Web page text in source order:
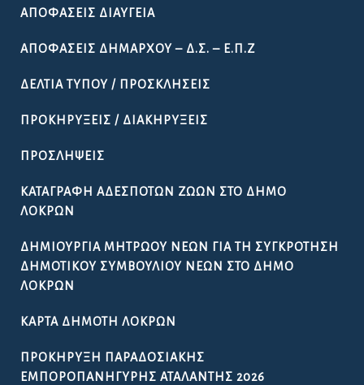
ΑΠΟΦΆΣΕΙΣ ΔΙΑΎΓΕΙΑ
ΑΠΟΦΆΣΕΙΣ ΔΗΜΆΡΧΟΥ – Δ.Σ. – Ε.Π.Ζ
ΔΕΛΤΊΑ ΤΎΠΟΥ / ΠΡΟΣΚΛΉΣΕΙΣ
ΠΡΟΚΗΡΎΞΕΙΣ / ΔΙΑΚΗΡΎΞΕΙΣ
ΠΡΟΣΛΉΨΕΙΣ
ΚΑΤΑΓΡΑΦΉ ΑΔΈΣΠΟΤΩΝ ΖΏΩΝ ΣΤΟ ΔΉΜΟ
ΛΟΚΡΏΝ
ΔΗΜΙΟΥΡΓΊΑ ΜΗΤΡΏΟΥ ΝΈΩΝ ΓΙΑ ΤΗ ΣΥΓΚΡΌΤΗΣΗ
ΔΗΜΟΤΙΚΟΎ ΣΥΜΒΟΥΛΊΟΥ ΝΈΩΝ ΣΤΟ ΔΉΜΟ
ΛΟΚΡΏΝ
ΚΆΡΤΑ ΔΗΜΌΤΗ ΛΟΚΡΏΝ
ΠΡΟΚΉΡΥΞΗ ΠΑΡΑΔΟΣΙΑΚΉΣ
ΕΜΠΟΡΟΠΑΝΉΓΥΡΗΣ ΑΤΑΛΆΝΤΗΣ 2026